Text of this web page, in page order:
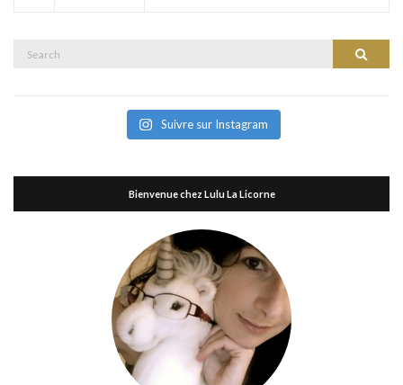
Search
Suivre sur Instagram
Bienvenue chez Lulu La Licorne